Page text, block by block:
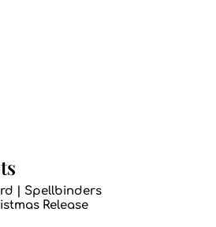
| Spellbinders
Release